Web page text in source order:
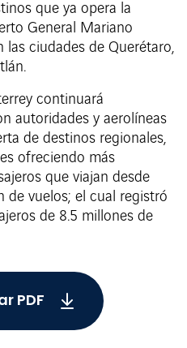
que ya opera la
General Mariano
ciudades de Querétaro,
continuará
autoridades y aerolíneas
de destinos regionales,
ofreciendo más
que viajan desde
vuelos; el cual registró
de 8.5 millones de
PDF